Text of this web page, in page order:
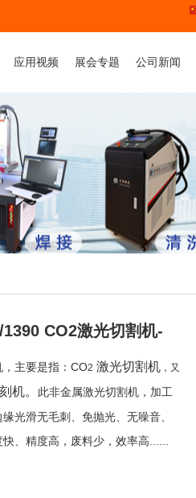
工
应用视频 展会专题 公司新闻
行业动态
CO2激光切割机-
主要是指：CO2 激光切割机 ，又
机。 此非金属激光切割机，加工
光滑无毛刺、免抛光、无噪音、
、精度高，废料少，效率高......